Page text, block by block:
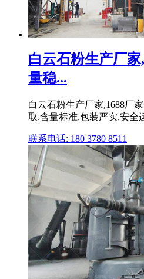
白云石粉生产厂
量稳...
白云石粉生产厂家,1688厂
取,含量标准,包装严实,安全
联系电话: 180 3780 8511